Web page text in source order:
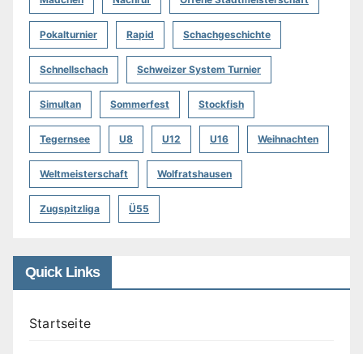
Pokalturnier Rapid Schachgeschichte
Schnellschach Schweizer System Turnier
Simultan Sommerfest Stockfish
Tegernsee U8 U12 U16 Weihnachten
Weltmeisterschaft Wolfratshausen
Zugspitzliga Ü55
Quick Links
Startseite